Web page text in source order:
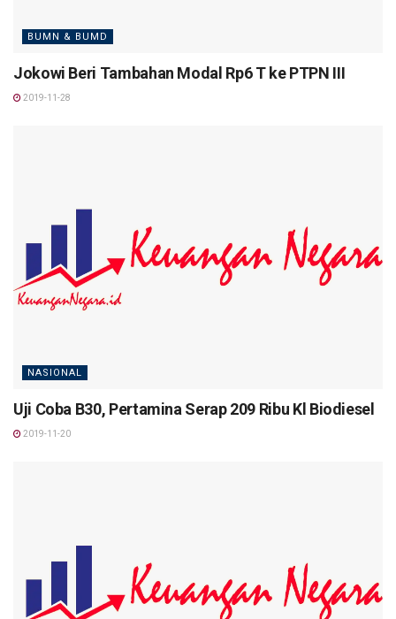
BUMN & BUMD
Jokowi Beri Tambahan Modal Rp6 T ke PTPN III
2019-11-28
NASIONAL
Uji Coba B30, Pertamina Serap 209 Ribu Kl Biodiesel
2019-11-20